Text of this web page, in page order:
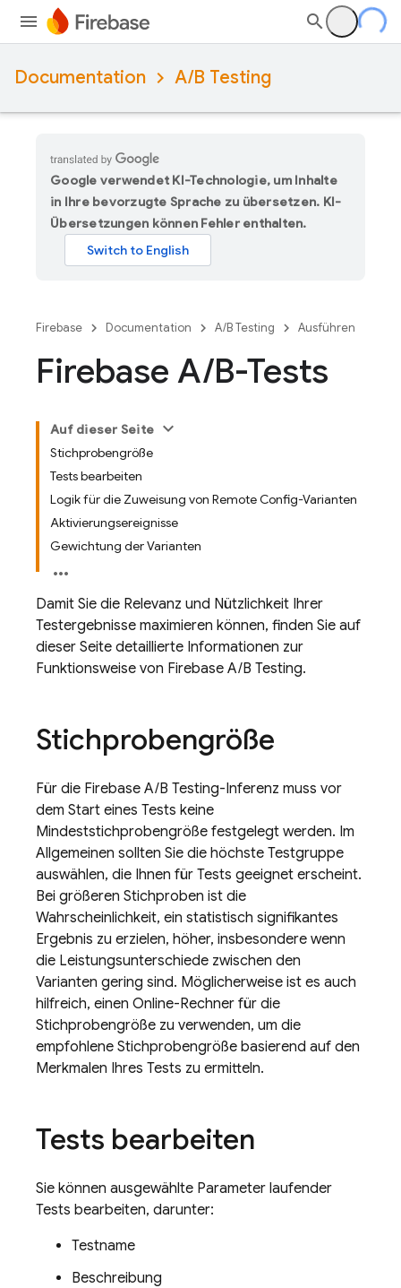
Documentation A/B Testing
Google verwendet KI-Technologie, um Inhalte
in Ihre bevorzugte Sprache zu übersetzen. KI-
Übersetzungen können Fehler enthalten.
Firebase Documentation A/B Testing Ausführen
Firebase A/B-Tests
Auf dieser Seite
Stichprobengröße
Tests bearbeiten
Logik für die Zuweisung von Remote Config-Varianten
Aktivierungsereignisse
Gewichtung der Varianten
Damit Sie die Relevanz und Nützlichkeit Ihrer
Testergebnisse maximieren können, finden Sie auf
dieser Seite detaillierte Informationen zur
Funktionsweise von Firebase A/B Testing.
Stichprobengröße
Für die Firebase A/B Testing-Inferenz muss vor
dem Start eines Tests keine
Mindeststichprobengröße festgelegt werden. Im
Allgemeinen sollten Sie die höchste Testgruppe
auswählen, die Ihnen für Tests geeignet erscheint.
Bei größeren Stichproben ist die
Wahrscheinlichkeit, ein statistisch signifikantes
Ergebnis zu erzielen, höher, insbesondere wenn
die Leistungsunterschiede zwischen den
Varianten gering sind. Möglicherweise ist es auch
hilfreich, einen Online-Rechner für die
Stichprobengröße zu verwenden, um die
empfohlene Stichprobengröße basierend auf den
Merkmalen Ihres Tests zu ermitteln.
Tests bearbeiten
Sie können ausgewählte Parameter laufender
Tests bearbeiten, darunter:
Testname
Beschreibung